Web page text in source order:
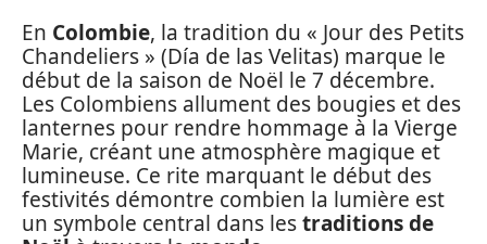
En Colombie, la tradition du « Jour des Petits
Chandeliers » (Día de las Velitas) marque le
début de la saison de Noël le 7 décembre.
Les Colombiens allument des bougies et des
lanternes pour rendre hommage à la Vierge
Marie, créant une atmosphère magique et
lumineuse. Ce rite marquant le début des
festivités démontre combien la lumière est
un symbole central dans lestraditions de